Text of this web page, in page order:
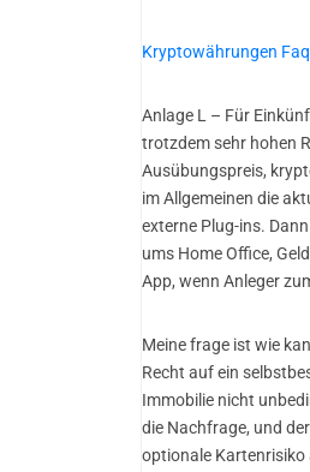
Kryptowährungen
Anlage L – Für
trotzdem sehr hohen
Ausübungspreis,
im Allgemeinen die
externe Plug-ins.
ums Home Office,
App, wenn Anleger
Meine frage ist wie
Recht auf ein
Immobilie nicht
die Nachfrage, und
optionale Kartenrisiko